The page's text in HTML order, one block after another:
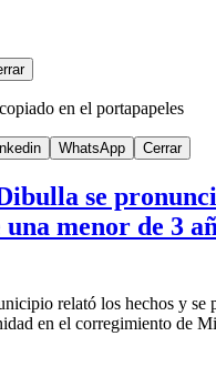
en el portapapeles
WhatsApp Cerrar
se
una menor de 3
relató los hechos y se
en el corregimiento de